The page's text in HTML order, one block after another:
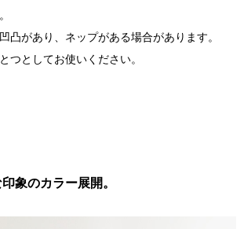
凸があり、ネップがある場合があります。
つとしてお使いください。
象のカラー展開。